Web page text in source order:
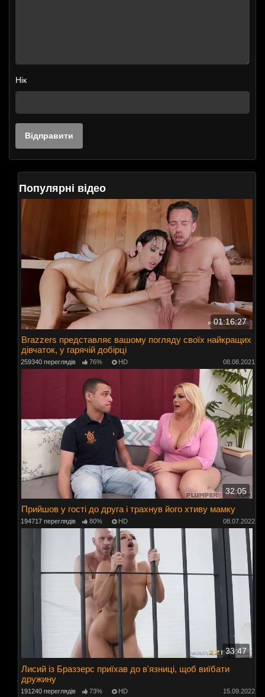
Нік
Популярні відео
01:16:27
Brazzers представляє вашому погляду своїх найкращих
дівчаток, у гарячій добірці
259340 переглядів 76% HD 08.08.2021
32:05
Прийшов у гості до друга і трахнув його хтиву мамку
194717 переглядів 80% HD 08.07.2022
33:47
Лисий із Браззерс приїхав до в'язниці, щоб виїбати
дружину
191240 переглядів 73% HD 15.09.2022